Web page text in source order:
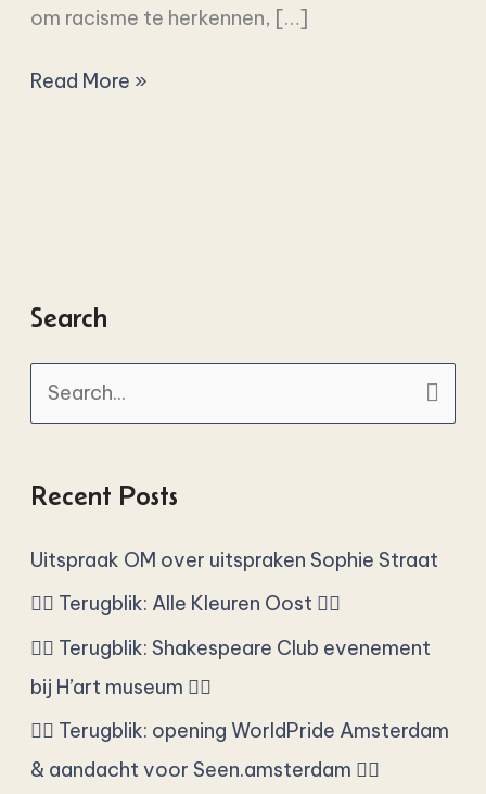
om racisme te herkennen, […]
Read More »
Search
c
h
Recent Posts
Uitspraak OM over uitspraken Sophie Straat
🏳️‍🌈 Terugblik: Alle Kleuren Oost 🏳️‍🌈
🏳️‍🌈 Terugblik: Shakespeare Club evenement
bij H’art museum 🏳️‍🌈
🏳️‍🌈 Terugblik: opening WorldPride Amsterdam
& aandacht voor Seen.amsterdam 🏳️‍🌈